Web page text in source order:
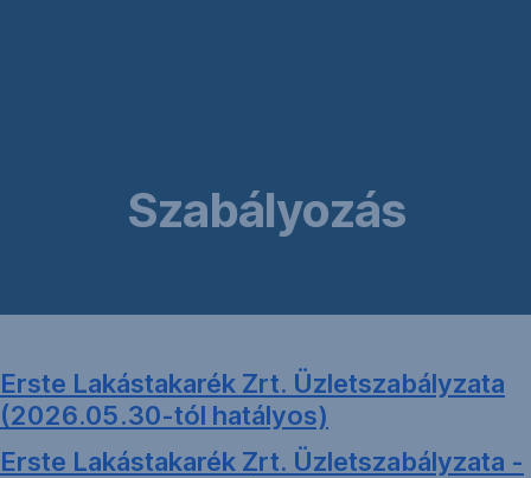
Szabályozás
Erste Lakástakarék Zrt. Üzletszabályzata
(2026.05.30-tól hatályos)
Erste Lakástakarék Zrt. Üzletszabályzata -